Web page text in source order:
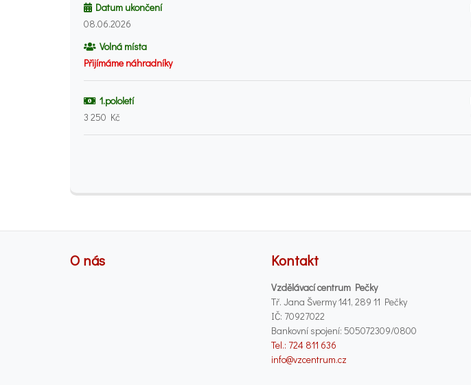
Datum ukončení
08.06.2026
Volná místa
Přijímáme náhradníky
1.pololetí
3 250 Kč
O nás Kontakt
Vzdělávací centrum Pečky
Tř. Jana Švermy 141, 289 11 Pečky
IČ: 70927022
Bankovní spojení: 505072309/0800
Tel.: 724 811 636
info@vzcentrum.cz